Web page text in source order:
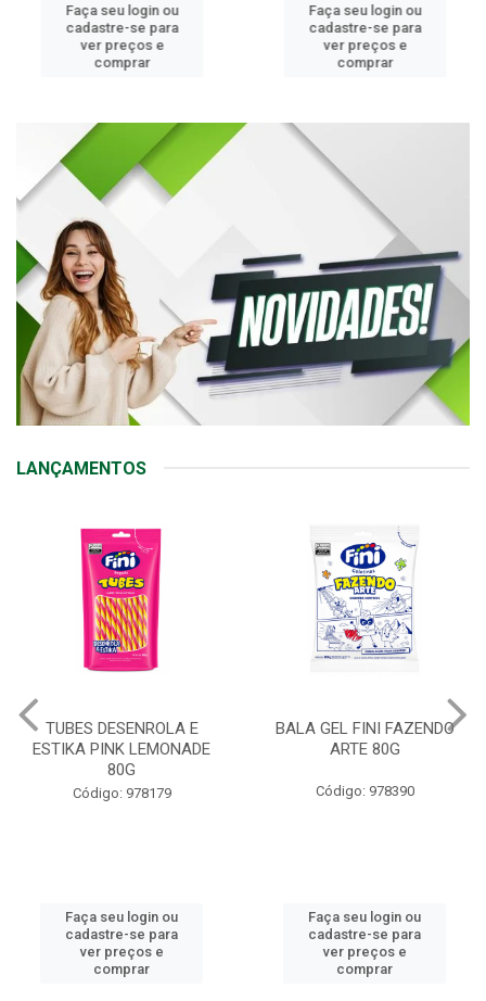
Faça seu login ou
cadastre-se para
ver preços e
comprar
Faça seu login ou
cadastre-se para
ver preços e
comprar
LANÇAMENTOS
BALA GEL FINI FAZENDO
ARTE 80G
Código: 978390
Faça seu login ou
cadastre-se para
ver preços e
comprar
GIOVANA BABY MEN
DESODORANTE ROLL ON
Código: 978429
Faça seu login ou
cadastre-se para
ver preços e
comprar